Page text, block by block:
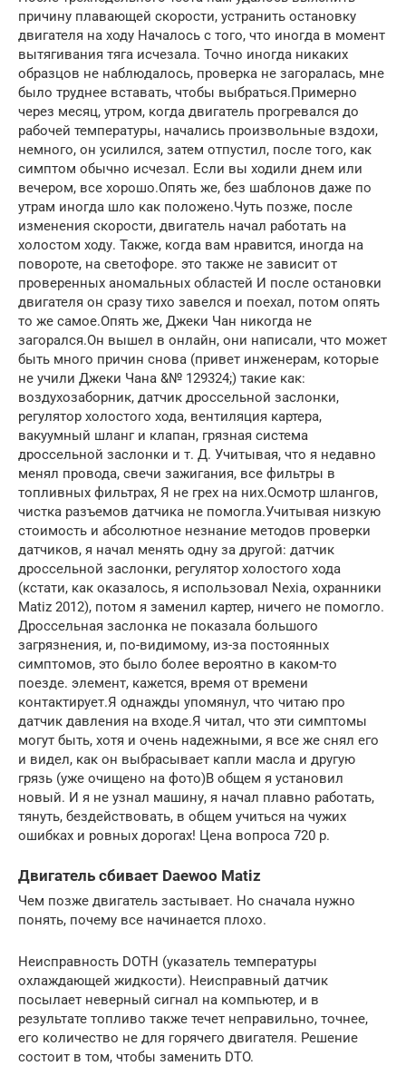
причину плавающей скорости, устранить остановку
двигателя на ходу Началось с того, что иногда в момент
вытягивания тяга исчезала. Точно иногда никаких
образцов не наблюдалось, проверка не загоралась, мне
было труднее вставать, чтобы выбраться.Примерно
через месяц, утром, когда двигатель прогревался до
рабочей температуры, начались произвольные вздохи,
немного, он усилился, затем отпустил, после того, как
симптом обычно исчезал. Если вы ходили днем ​​или
вечером, все хорошо.Опять же, без шаблонов даже по
утрам иногда шло как положено.Чуть позже, после
изменения скорости, двигатель начал работать на
холостом ходу. Также, когда вам нравится, иногда на
повороте, на светофоре. это также не зависит от
проверенных аномальных областей И после остановки
двигателя он сразу тихо завелся и поехал, потом опять
то же самое.Опять же, Джеки Чан никогда не
загорался.Он вышел в онлайн, они написали, что может
быть много причин снова (привет инженерам, которые
не учили Джеки Чана &№ 129324;) такие как:
воздухозаборник, датчик дроссельной заслонки,
регулятор холостого хода, вентиляция картера,
вакуумный шланг и клапан, грязная система
дроссельной заслонки и т. Д. Учитывая, что я недавно
менял провода, свечи зажигания, все фильтры в
топливных фильтрах, Я не грех на них.Осмотр шлангов,
чистка разъемов датчика не помогла.Учитывая низкую
стоимость и абсолютное незнание методов проверки
датчиков, я начал менять одну за другой: датчик
дроссельной заслонки, регулятор холостого хода
(кстати, как оказалось, я использовал Nexia, охранники
Matiz 2012), потом я заменил картер, ничего не помогло.
Дроссельная заслонка не показала большого
загрязнения, и, по-видимому, из-за постоянных
симптомов, это было более вероятно в каком-то
поезде. элемент, кажется, время от времени
контактирует.Я однажды упомянул, что читаю про
датчик давления на входе.Я читал, что эти симптомы
могут быть, хотя и очень надежными, я все же снял его
и видел, как он выбрасывает капли масла и другую
грязь (уже очищено на фото)В общем я установил
новый. И я не узнал машину, я начал плавно работать,
тянуть, бездействовать, в общем учиться на чужих
ошибках и ровных дорогах! Цена вопроса 720 р.
Двигатель сбивает Daewoo Matiz
Чем позже двигатель застывает. Но сначала нужно
понять, почему все начинается плохо.
Неисправность DOTH (указатель температуры
охлаждающей жидкости). Неисправный датчик
посылает неверный сигнал на компьютер, и в
результате топливо также течет неправильно, точнее,
его количество не для горячего двигателя. Решение
состоит в том, чтобы заменить DTO.